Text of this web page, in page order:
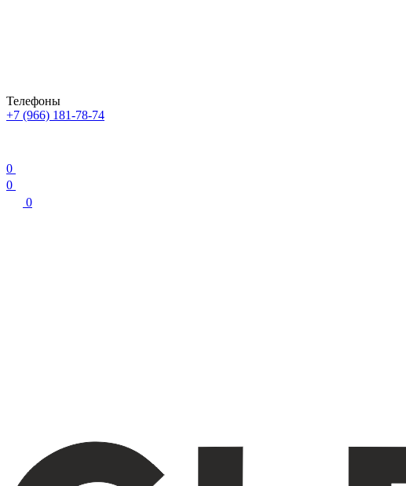
Телефоны
+7 (966) 181-78-74
0
0
0